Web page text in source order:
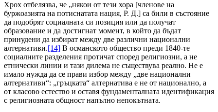
Хрох отбелязва, че „някои от тези хора [членове на
буржоазията на потиснатата нация, Р. Д.] са били в състояние
да подобрят социалната си позиция или да получат
образование и да достигнат момент, в който да бъдат
принудени да избират между две различни национални
алтернативи.[14] В османското общество преди 1840-те
социалните разделения протичат според религиозни, а не
етнически линии и тази дилема не съществува реално. Не е
имало нужда да се прави избор между „две национални
алтернативи“: „гръцката“ алтернатива е не от национално, а
от класово естество и оставя фундаменталната идентификация
с религиозната общност напълно непокътната.